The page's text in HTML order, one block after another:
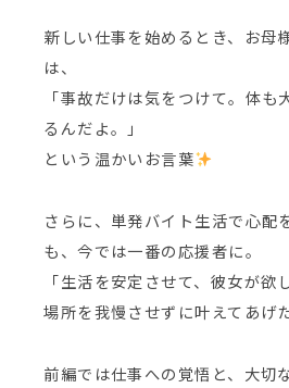
新しい仕事を始めるとき、お母
は、
「事故だけは気をつけて。体も
るんだよ。」
という温かいお言葉
さらに、単発バイト生活で心配
も、今では一番の応援者に。
「生活を安定させて、彼女が欲
場所を我慢させずに叶えてあげ
前編では仕事への覚悟と、大切